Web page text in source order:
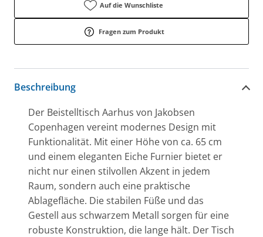
Auf die Wunschliste
Fragen zum Produkt
Beschreibung
Der Beistelltisch Aarhus von Jakobsen
Copenhagen vereint modernes Design mit
Funktionalität. Mit einer Höhe von ca. 65 cm
und einem eleganten Eiche Furnier bietet er
nicht nur einen stilvollen Akzent in jedem
Raum, sondern auch eine praktische
Ablagefläche. Die stabilen Füße und das
Gestell aus schwarzem Metall sorgen für eine
robuste Konstruktion, die lange hält. Der Tisch